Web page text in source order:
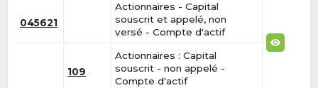
045621
Actionnaires - Capital
souscrit et appelé, non
versé - Compte d'actif
109
Actionnaires : Capital
souscrit - non appelé -
Compte d'actif